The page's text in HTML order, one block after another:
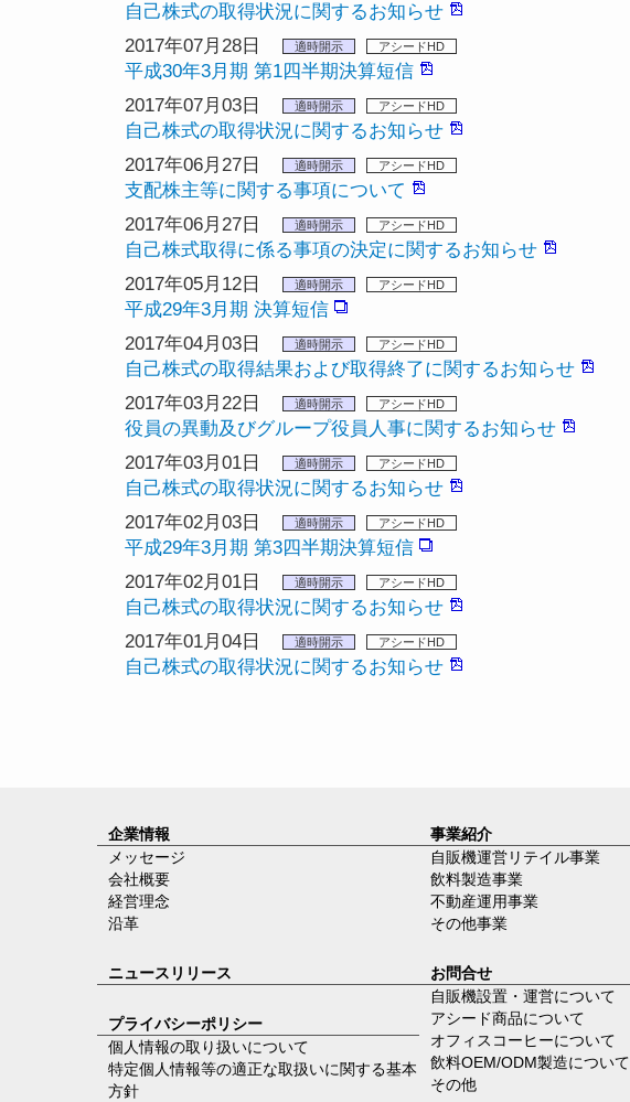
自己株式の取得状況に関するお知らせ
2017年07月28日
適時開示 アシードHD
平成30年3月期 第1四半期決算短信
2017年07月03日
適時開示 アシードHD
自己株式の取得状況に関するお知らせ
2017年06月27日
適時開示 アシードHD
支配株主等に関する事項について
2017年06月27日
適時開示 アシードHD
自己株式取得に係る事項の決定に関するお知らせ
2017年05月12日
適時開示 アシードHD
平成29年3月期 決算短信
2017年04月03日
適時開示 アシードHD
自己株式の取得結果および取得終了に関するお知らせ
2017年03月22日
適時開示 アシードHD
役員の異動及びグループ役員人事に関するお知らせ
2017年03月01日
適時開示 アシードHD
自己株式の取得状況に関するお知らせ
2017年02月03日
適時開示 アシードHD
平成29年3月期 第3四半期決算短信
2017年02月01日
適時開示 アシードHD
自己株式の取得状況に関するお知らせ
2017年01月04日
適時開示 アシードHD
自己株式の取得状況に関するお知らせ
企業情報
メッセージ
会社概要
経営理念
沿革
ニュースリリース
プライバシーポリシー
個人情報の取り扱いについて
特定個人情報等の適正な取扱いに関する基本
方針
事業紹介
自販機運営リテイル事業
飲料製造事業
不動産運用事業
その他事業
お問合せ
自販機設置・運営について
アシード商品について
オフィスコーヒーについて
飲料OEM/ODM製造について
その他